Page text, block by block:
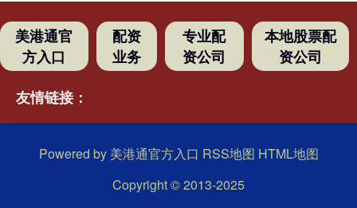
美港通官
方入口
配资
业务
专业配
资公司
本地股票配
资公司
友情链接：
Powered by 美港通官方入口 RSS地图 HTML地图
Copyright© 2013-2025